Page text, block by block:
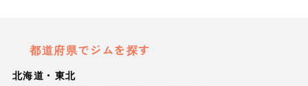
都道府県でジムを探す
北海道・東北